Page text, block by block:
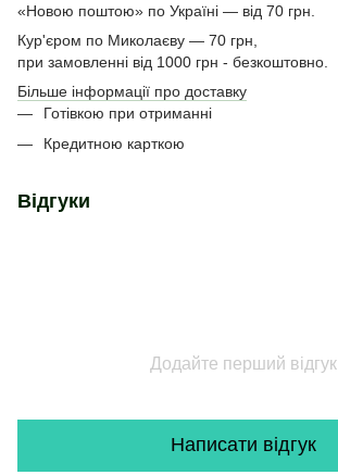
«Новою поштою» по Україні — від 70 грн.
Кур'єром по Миколаєву — 70 грн,
при замовленні від 1000 грн - безкоштовно.
Більше інформації про доставку
Готівкою при отриманні
Кредитною карткою
Відгуки
Додайте перший відгук
Написати відгук